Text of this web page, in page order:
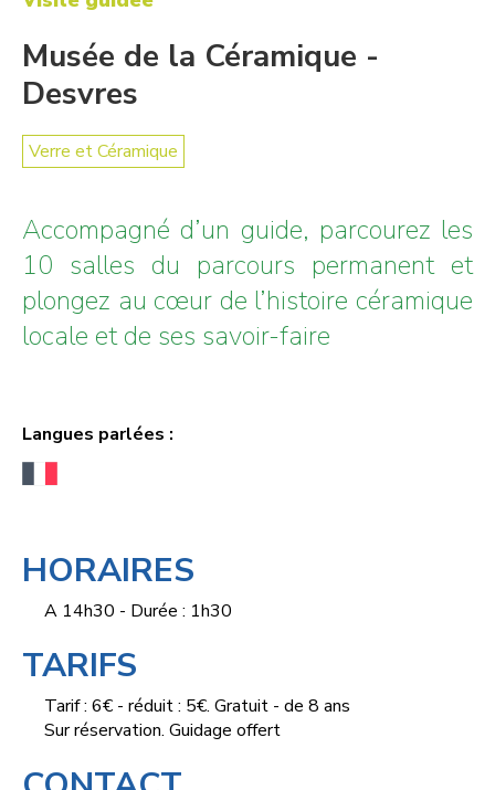
Musée de la Céramique -
Desvres
Verre et Céramique
Accompagné d’un guide, parcourez les
10 salles du parcours permanent et
plongez au cœur de l’histoire céramique
locale et de ses savoir-faire
Langues parlées :
HORAIRES
A 14h30 - Durée : 1h30
TARIFS
Tarif : 6€ - réduit : 5€. Gratuit - de 8 ans
Sur réservation. Guidage offert